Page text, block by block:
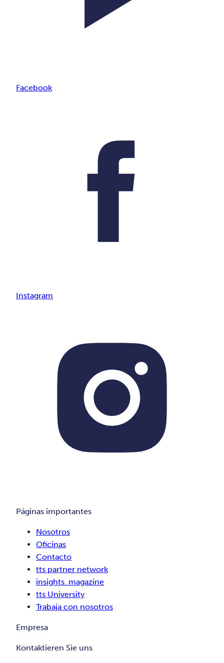
Facebook
Instagram
Páginas importantes
Nosotros
Oficinas
Contacto
tts partner network
insights. magazine
tts University
Trabaja con nosotros
Empresa
Kontaktieren Sie uns